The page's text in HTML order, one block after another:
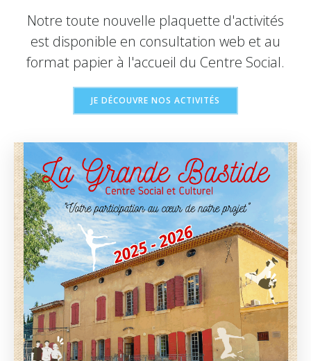
Notre toute nouvelle plaquette d'activités
est disponible en consultation web et au
format papier à l'accueil du Centre Social.
JE DÉCOUVRE NOS ACTIVITÉS